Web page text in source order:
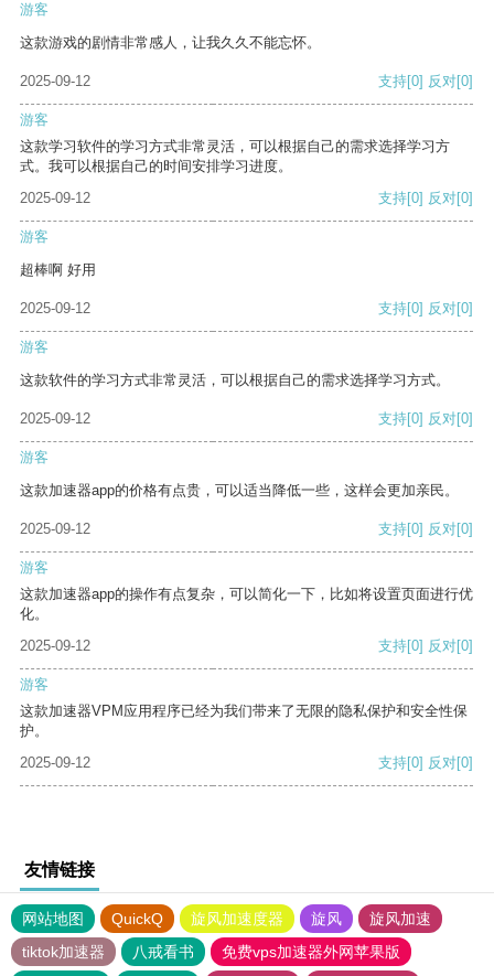
游客
这款游戏的剧情非常感人，让我久久不能忘怀。
2025-09-12 支持[0] 反对[0]
游客
这款学习软件的学习方式非常灵活，可以根据自己的需求选择学习方
式。我可以根据自己的时间安排学习进度。
2025-09-12
支持[0] 反对[0]
游客
超棒啊 好用
2025-09-12 支持[0] 反对[0]
游客
这款软件的学习方式非常灵活，可以根据自己的需求选择学习方式。
2025-09-12 支持[0] 反对[0]
游客
这款加速器app的价格有点贵，可以适当降低一些，这样会更加亲民。
2025-09-12 支持[0] 反对[0]
游客
这款加速器app的操作有点复杂，可以简化一下，比如将设置页面进行优
化。
2025-09-12
支持[0] 反对[0]
游客
这款加速器VPM应用程序已经为我们带来了无限的隐私保护和安全性保
护。
2025-09-12
支持[0] 反对[0]
友情链接
网站地图 QuickQ 旋风加速度器 旋风
旋风加速
tiktok加速器
八戒看书 免费vps加速器外网苹果版